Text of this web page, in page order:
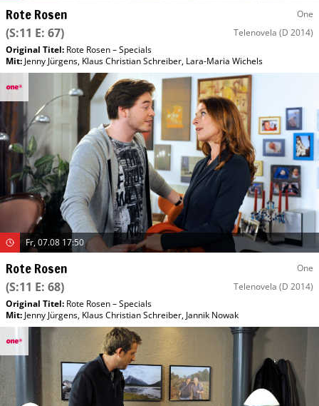
Rote Rosen One
(S:11 E: 67) Telenovela (D 2014)
Original Titel: Rote Rosen – Specials
Mit: Jenny Jürgens, Klaus Christian Schreiber, Lara-Maria Wichels
Fr, 07.08 17:50
Rote Rosen One
(S:11 E: 68) Telenovela (D 2014)
Original Titel: Rote Rosen – Specials
Mit: Jenny Jürgens, Klaus Christian Schreiber, Jannik Nowak